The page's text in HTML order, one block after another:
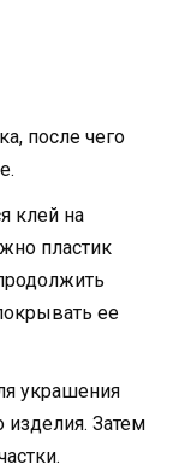
после чего
клей на
пластик
ее
украшения
изделия. Затем